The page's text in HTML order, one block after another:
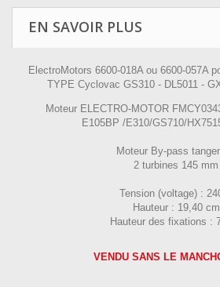
EN SAVOIR PLUS
ElectroMotors 6600-018A ou 6600-057A
TYPE Cyclovac GS310 - DL5011 -
Moteur ELECTRO-MOTOR
E105BP /E310/GS710/
Moteur By-pass
2 turbines 145 mm
Tension (voltage) :
Hauteur : 19,40 cm
Hauteur des fixations :
VENDU SANS LE